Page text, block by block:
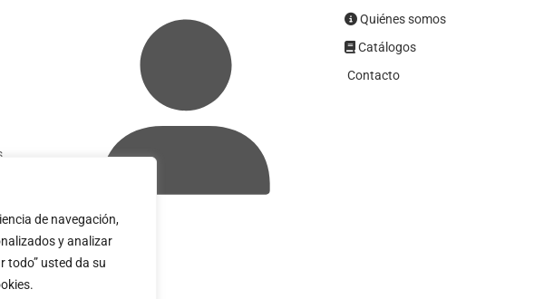
de navegación,
y analizar
todo” usted da su
Acceder
Quiénes somos
Catálogos
Contacto